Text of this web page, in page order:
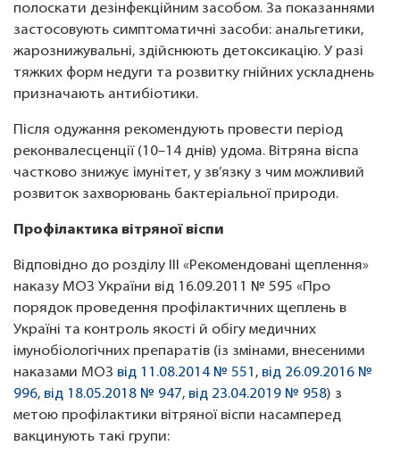
полоскати дезінфекційним засобом. За показаннями
застосовують симптоматичні засоби: анальгетики,
жарознижувальні, здійснюють детоксикацію. У разі
тяжких форм недуги та розвитку гнійних ускладнень
призначають антибіотики.
Після одужання рекомендують провести період
реконвалесценції (10–14 днів) удома. Вітряна віспа
частково знижує імунітет, у зв’язку з чим можливий
розвиток захворювань бактеріальної природи.
Профілактика вітряної віспи
Відповідно до розділу ІІІ «Рекомендовані щеплення»
наказу МОЗ України від 16.09.2011 № 595 «Про
порядок проведення профілактичних щеплень в
Україні та контроль якості й обігу медичних
імунобіологічних препаратів (із змінами, внесеними
наказами МОЗ від 11.08.2014 № 551 , від 26.09.2016 №
996, від 18.05.2018 № 947, від 23.04.2019 № 958) з
метою профілактики вітряної віспи насамперед
вакцинують такі групи: